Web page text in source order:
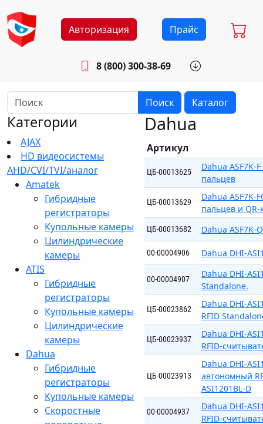
Авторизация Прайс
8 (800) 300-38-69
Будни: 8.30 - 17.00
Поиск Каталог
Категории
AJAX
HD видеосистемы
AHD/CVI/TVI/аналог
Amatek
Гибридные
регистраторы
Купольные камеры
Цилиндрические
камеры
ATIS
Гибридные
регистраторы
Купольные камеры
Цилиндрические
камеры
Dahua
Гибридные
регистраторы
Купольные камеры
Скоростные
Dahua
Артикул
ЦБ-00013625
Dahua ASF7K-
пальцев
ЦБ-00013629
Dahua ASF7K-
пальцев и QR-
ЦБ-00013682 Dahua ASF7K-
00-00004906 Dahua DHI-
00-00004907
Dahua DHI-
Standalone.
ЦБ-00023862
Dahua DHI-
RFID
ЦБ-00023937
Dahua DHI-
RFID-
ЦБ-00023913
Dahua DHI-
автономный
ASI1201BL-D
00-00004937
Dahua DHI-
RFID-